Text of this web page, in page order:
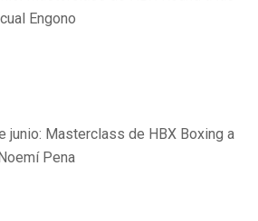
Engono
junio: Masterclass de HBX Boxing a
Pena